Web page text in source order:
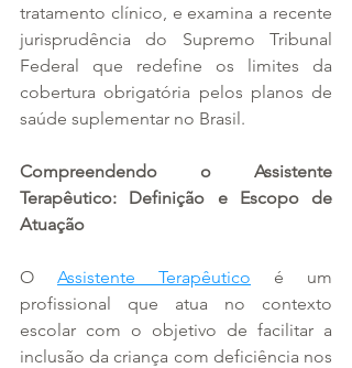
tratamento clínico, e examina a recente
jurisprudência do Supremo Tribunal
Federal que redefine os limites da
cobertura obrigatória pelos planos de
saúde suplementar no Brasil.
Compreendendo o Assistente
Terapêutico: Definição e Escopo de
Atuação
O Assistente Terapêutico é um
profissional que atua no contexto
escolar com o objetivo de facilitar a
inclusão da criança com deficiência nos